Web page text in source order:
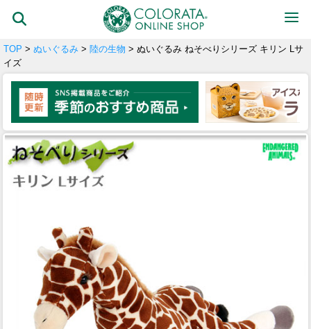
TOP > ぬいぐるみ > 陸の生物 > ぬいぐるみ ねそべりシリーズ キリン Lサ
イズ